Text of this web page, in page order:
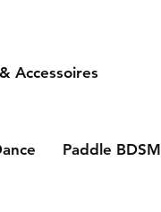
Accessoires
Paddle BDSM